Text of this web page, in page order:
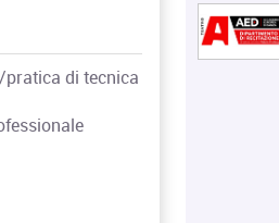
pratica di tecnica